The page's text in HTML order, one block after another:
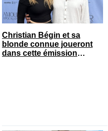
Christian Bégin et sa
blonde connue joueront
dans cette émission